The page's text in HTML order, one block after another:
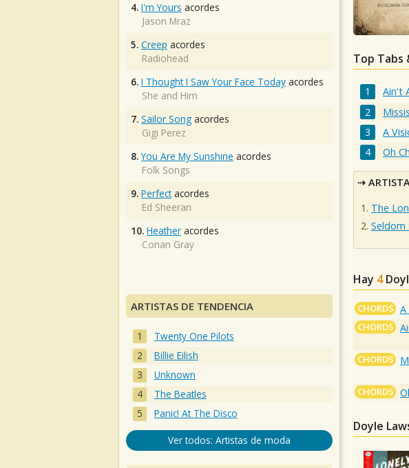
Top Tabs
Ain't
A
Oh
The
Seldom
Hay 4
CHORDS A
CHORDS
CHORDS
CHORDS
Doyle
4. I'm Yours acordes
Jason Mraz
5. Creep acordes
Radiohead
6. I Thought I Saw Your Face Today acordes
She and Him
7. Sailor Song acordes
Gigi Perez
8. You Are My Sunshine acordes
Folk Songs
9. Perfectacordes
Ed Sheeran
10. Heather acordes
Conan Gray
ARTISTAS DE TENDENCIA
Twenty One Pilots
Billie Eilish
Unknown
The Beatles
Panic! At The Disco
Ver todos: Artistas de moda